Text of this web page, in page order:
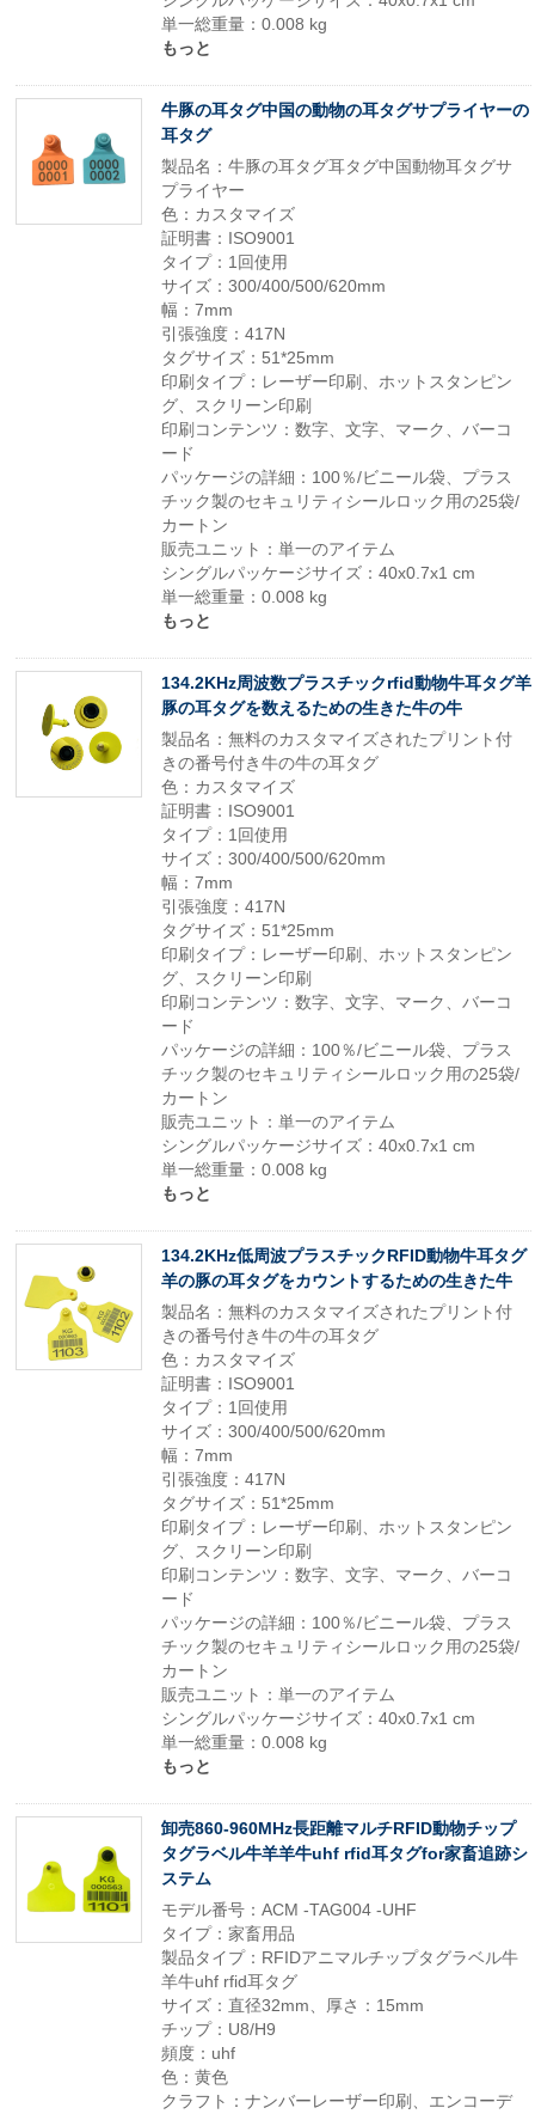
単一総重量：0.008 kg
もっと
牛豚の耳タグ中国の動物の耳タグサプライヤーの
耳タグ
製品名：牛豚の耳タグ耳タグ中国動物耳タグサ
プライヤー
色：カスタマイズ
証明書：ISO9001
タイプ：1回使用
サイズ：300/400/500/620mm
幅：7mm
引張強度：417N
タグサイズ：51*25mm
印刷タイプ：レーザー印刷、ホットスタンピン
グ、スクリーン印刷
印刷コンテンツ：数字、文字、マーク、バーコ
ード
パッケージの詳細：100％/ビニール袋、プラス
チック製のセキュリティシールロック用の25袋/
カートン
販売ユニット：単一のアイテム
シングルパッケージサイズ：40x0.7x1 cm
単一総重量：0.008 kg
もっと
134.2KHz周波数プラスチックrfid動物牛耳タグ羊
豚の耳タグを数えるための生きた牛の牛
製品名：無料のカスタマイズされたプリント付
きの番号付き牛の牛の耳タグ
色：カスタマイズ
証明書：ISO9001
タイプ：1回使用
サイズ：300/400/500/620mm
幅：7mm
引張強度：417N
タグサイズ：51*25mm
印刷タイプ：レーザー印刷、ホットスタンピン
グ、スクリーン印刷
印刷コンテンツ：数字、文字、マーク、バーコ
ード
パッケージの詳細：100％/ビニール袋、プラス
チック製のセキュリティシールロック用の25袋/
カートン
販売ユニット：単一のアイテム
シングルパッケージサイズ：40x0.7x1 cm
単一総重量：0.008 kg
もっと
134.2KHz低周波プラスチックRFID動物牛耳タグ
羊の豚の耳タグをカウントするための生きた牛
製品名：無料のカスタマイズされたプリント付
きの番号付き牛の牛の耳タグ
色：カスタマイズ
証明書：ISO9001
タイプ：1回使用
サイズ：300/400/500/620mm
幅：7mm
引張強度：417N
タグサイズ：51*25mm
印刷タイプ：レーザー印刷、ホットスタンピン
グ、スクリーン印刷
印刷コンテンツ：数字、文字、マーク、バーコ
ード
パッケージの詳細：100％/ビニール袋、プラス
チック製のセキュリティシールロック用の25袋/
カートン
販売ユニット：単一のアイテム
シングルパッケージサイズ：40x0.7x1 cm
単一総重量：0.008 kg
もっと
卸売860-960MHz長距離マルチRFID動物チップ
タグラベル牛羊羊牛uhf rfid耳タグfor家畜追跡シ
ステム
モデル番号：ACM -TAG004 -UHF
タイプ：家畜用品
製品タイプ：RFIDアニマルチップタグラベル牛
羊牛uhf rfid耳タグ
サイズ：直径32mm、厚さ：15mm
チップ：U8/H9
頻度：uhf
色：黄色
クラフト：ナンバーレーザー印刷、エンコーデ